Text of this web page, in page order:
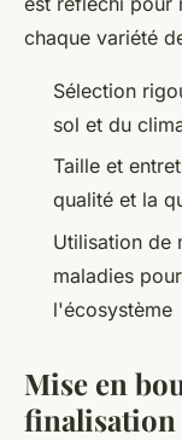
chaque variété
Sélection
sol et du
Taille et
qualité et la
Utilisation de
maladies
l'écosystème
Mise en
finalisation